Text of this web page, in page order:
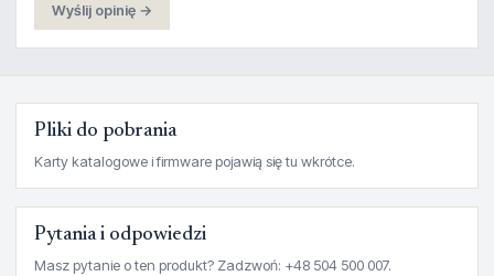
Wyślij opinię →
Pliki do pobrania
Karty katalogowe i firmware pojawią się tu wkrótce.
Pytania i odpowiedzi
Masz pytanie o ten produkt? Zadzwoń: +48 504 500 007.